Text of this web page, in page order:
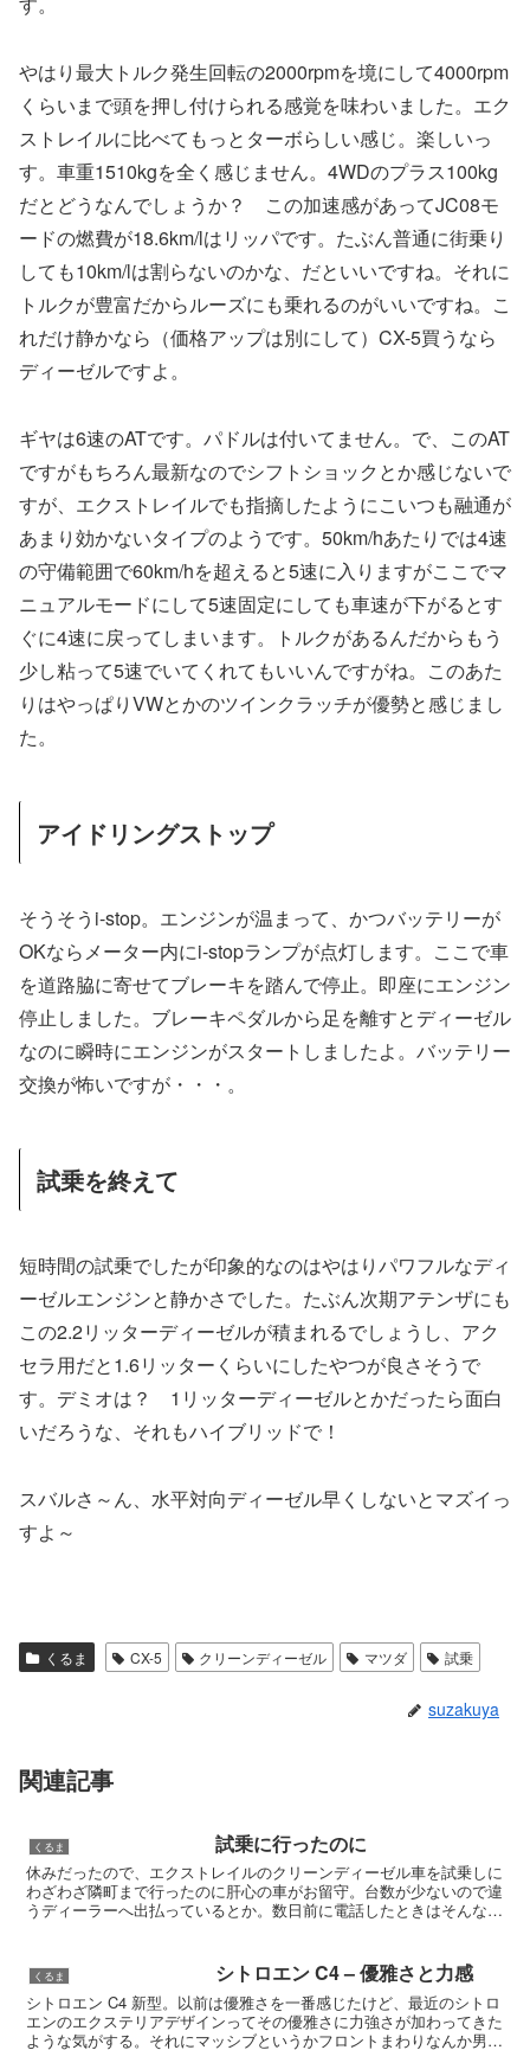
やはり最大トルク発生回転の2000rpmを境にして4000rpm
くらいまで頭を押し付けられる感覚を味わいました。エク
ストレイルに比べてもっとターボらしい感じ。楽しいっ
す。車重1510kgを全く感じません。4WDのプラス100kg
だとどうなんでしょうか？ この加速感があってJC08モ
ードの燃費が18.6km/lはリッパです。たぶん普通に街乗り
しても10km/lは割らないのかな、だといいですね。それに
トルクが豊富だからルーズにも乗れるのがいいですね。こ
れだけ静かなら（価格アップは別にして）CX-5買うなら
ディーゼルですよ。
ギヤは6速のATです。パドルは付いてません。で、このAT
ですがもちろん最新なのでシフトショックとか感じないで
すが、エクストレイルでも指摘したようにこいつも融通が
あまり効かないタイプのようです。50km/hあたりでは4速
の守備範囲で60km/hを超えると5速に入りますがここでマ
ニュアルモードにして5速固定にしても車速が下がるとす
ぐに4速に戻ってしまいます。トルクがあるんだからもう
少し粘って5速でいてくれてもいいんですがね。このあた
りはやっぱりVWとかのツインクラッチが優勢と感じまし
た。
アイドリングストップ
そうそうi-stop。エンジンが温まって、かつバッテリーが
OKならメーター内にi-stopランプが点灯します。ここで車
を道路脇に寄せてブレーキを踏んで停止。即座にエンジン
停止しました。ブレーキペダルから足を離すとディーゼル
なのに瞬時にエンジンがスタートしましたよ。バッテリー
交換が怖いですが・・・。
試乗を終えて
短時間の試乗でしたが印象的なのはやはりパワフルなディ
ーゼルエンジンと静かさでした。たぶん次期アテンザにも
この2.2リッターディーゼルが積まれるでしょうし、アク
セラ用だと1.6リッターくらいにしたやつが良さそうで
す。デミオは？ 1リッターディーゼルとかだったら面白
いだろうな、それもハイブリッドで！
スバルさ～ん、水平対向ディーゼル早くしないとマズイっ
すよ～
くるま CX-5 クリーンディーゼル マツダ 試乗
suzakuya
関連記事
くるま 試乗に行ったのに
休みだったので、エクストレイルのクリーンディーゼル車を試乗しに
わざわざ隣町まで行ったのに肝心の車がお留守。台数が少ないので違
うディーラーへ出払っているとか。数日前に電話したときはそんなこ
くるま シトロエン C4 – 優雅さと力感
シトロエン C4 新型。以前は優雅さを一番感じたけど、最近のシトロ
エンのエクステリアデザインってその優雅さに力強さが加わってきた
ような気がする。それにマッシブというかフロントまわりなんか男性